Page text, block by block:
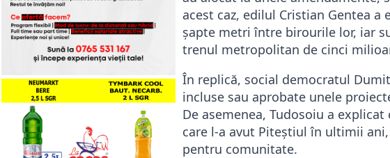
acest caz, edilul Cristian Gentea
șapte metri între birourile lor, iar
trenul metropolitan de cinci
În replică, social democratul
incluse sau aprobate unele
De asemenea, Tudosoiu a
care l-a avut Piteștiul în ultimii
pentru comunitate.